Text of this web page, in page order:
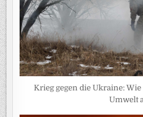
Krieg gegen die Ukraine:
Umwelt